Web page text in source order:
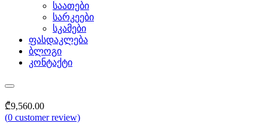
საათები
სარკეები
სკამები
ფასდაკლება
ბლოგი
კონტაქტი
₾9,560.00
(0 customer review)